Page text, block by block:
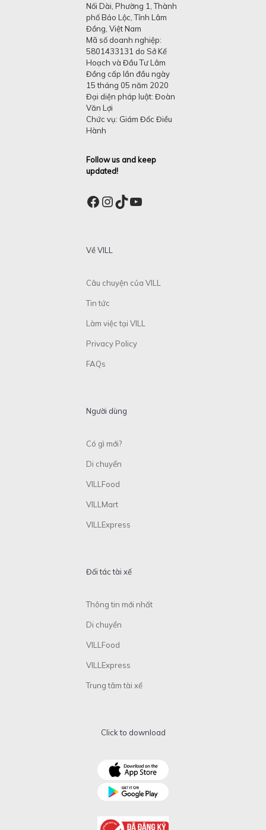
Nối Dài, Phường 1, Thành
phố Bảo Lộc, Tỉnh Lâm
Đồng, Việt Nam
Mã số doanh nghiệp:
5801433131 do Sở Kế
Hoạch và Đầu Tư Lâm
Đồng cấp lần đầu ngày
15 tháng 05 năm 2020
Đại diện pháp luật: Đoàn
Văn Lợi
Chức vụ: Giám Đốc Điều
Hành
Follow us and keep
updated!
Facebook
Instagram
TikTok
YouTube
Về VILL
Câu chuyện của VILL
Tin tức
Làm việc tại VILL
Privacy Policy
FAQs
Người dùng
Có gì mới?
Di chuyển
VILLFood
VILLMart
VILLExpress
Đối tác tài xế
Thông tin mới nhất
Di chuyển
VILLFood
VILLExpress
Trung tâm tài xế
Click to download